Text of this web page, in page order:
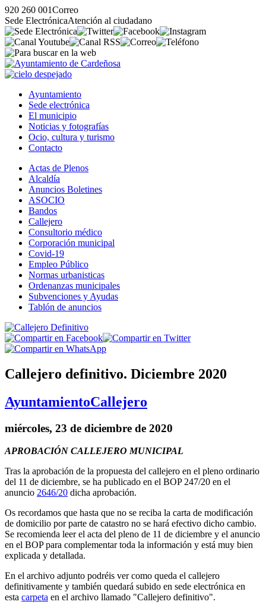
920 260 001Correo
Sede ElectrónicaAtención al ciudadano
Ayuntamiento
Sede electrónica
El municipio
Noticias y fotografías
Ocio, cultura y turismo
Contacto
Actas de Plenos
Alcaldía
Anuncios Boletines
ASOCIO
Bandos
Callejero
Consultorio médico
Corporación municipal
Covid-19
Empleo Público
Normas urbanisticas
Ordenanzas municipales
Subvenciones y Ayudas
Tablón de anuncios
Callejero definitivo. Diciembre 2020
AyuntamientoCallejero
miércoles, 23 de diciembre de 2020
APROBACIÓN CALLEJERO MUNICIPAL
Tras la aprobación de la propuesta del callejero en el pleno ordinario
del 11 de diciembre, se ha publicado en el BOP 247/20 en el
anuncio 2646/20 dicha aprobación.
Os recordamos que hasta que no se reciba la carta de modificación
de domicilio por parte de catastro no se hará efectivo dicho cambio.
Se recomienda leer el acta del pleno de 11 de diciembre y el anuncio
en el BOP para complementar toda la información y está muy bien
explicada y detallada.
En el archivo adjunto podréis ver como queda el callejero
definitivamente y también quedará subido en sede electrónica en
esta carpeta en el archivo llamado "Callejero definitivo".